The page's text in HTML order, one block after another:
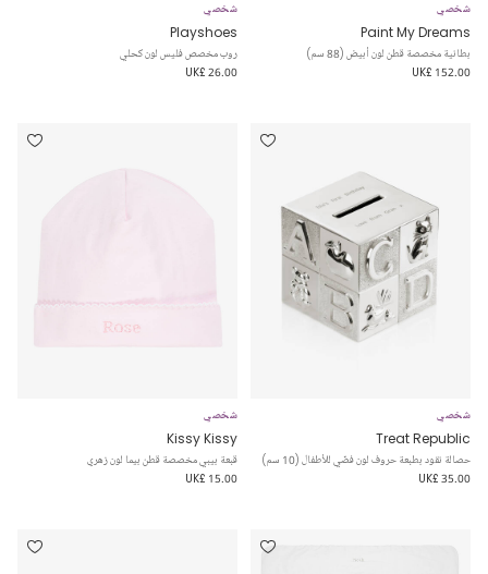
شخصي
Paint My Dreams
بطانية مخصصة قطن لون أبيض (88 سم)
UK£ 152.00
شخصي
Playshoes
روب مخصص فليس لون كحلي
UK£ 26.00
شخصي
Treat Republic
حصالة نقود بطبعة حروف لون فضّي للأطفال (10 سم)
UK£ 35.00
شخصي
Kissy Kissy
قبعة بيبي مخصصة قطن بيما لون زهري
UK£ 15.00